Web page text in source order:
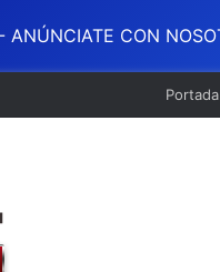
ANÚNCIATE CON